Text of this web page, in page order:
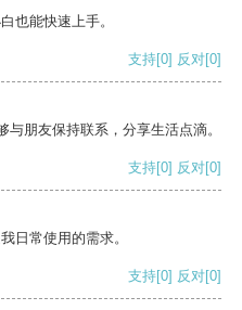
也能快速上手。
支持[0] 反对[0]
朋友保持联系，分享生活点滴。
支持[0] 反对[0]
日常使用的需求。
支持[0] 反对[0]